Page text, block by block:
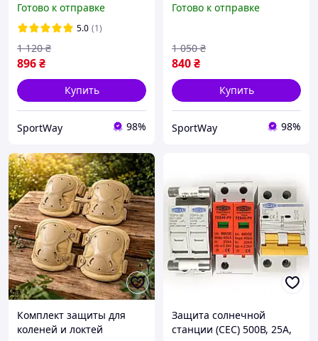
налокотники мотозащита
экипировка для
мотоциклиста
Готово к отправке
5.0 (1)
896₴
1 120 ₴
Купить
SportWay 98%
налокотники мотозащита
мотоциклиста
Готово к отправке
840₴
1 050 ₴
Купить
SportWay 98%
Комплект защиты для
коленей и локтей
Защита солнечной
станции (СЕС) 500В, 25А,